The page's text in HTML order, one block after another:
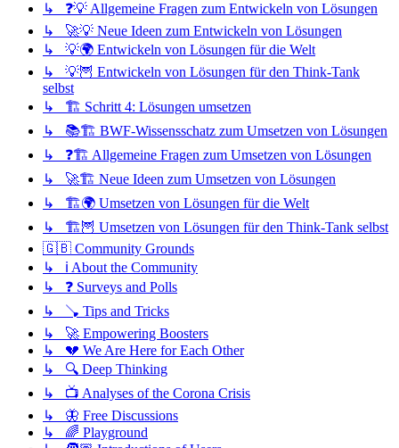
↳ ❓💡 Allgemeine Fragen zum Entwickeln von Lösungen
↳ 🚀💡 Neue Ideen zum Entwickeln von Lösungen
↳ 💡🌍 Entwickeln von Lösungen für die Welt
↳ 💡🦉 Entwickeln von Lösungen für den Think-Tank
selbst
↳ 🏗️ Schritt 4: Lösungen umsetzen
↳ 📚🏗️ BWF-Wissensschatz zum Umsetzen von Lösungen
↳ ❓🏗️ Allgemeine Fragen zum Umsetzen von Lösungen
↳ 🚀🏗️ Neue Ideen zum Umsetzen von Lösungen
↳ 🏗️🌍 Umsetzen von Lösungen für die Welt
↳ 🏗️🦉 Umsetzen von Lösungen für den Think-Tank selbst
🇬🇧 Community Grounds
↳ ℹ️ About the Community
↳ ❓ Surveys and Polls
↳ 🪠 Tips and Tricks
↳ 🚀 Empowering Boosters
↳ 💔 We Are Here for Each Other
↳ 🔍 Deep Thinking
↳ 📺 Analyses of the Corona Crisis
↳ 🦋 Free Discussions
↳ 🌈 Playground